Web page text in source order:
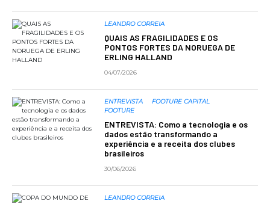
LEANDRO CORREIA
QUAIS AS FRAGILIDADES E OS
PONTOS FORTES DA NORUEGA DE
ERLING HALLAND
04/07/2026
ENTREVISTA
FOOTURE CAPITAL
FOOTURE
ENTREVISTA: Como a tecnologia e os
dados estão transformando a
experiência e a receita dos clubes
brasileiros
30/06/2026
LEANDRO CORREIA